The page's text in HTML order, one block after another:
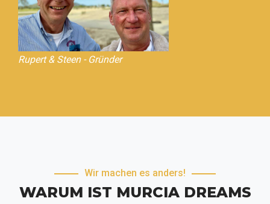
Rupert & Steen - Gründer
Wir machen es anders!
WARUM IST MURCIA DREAMS